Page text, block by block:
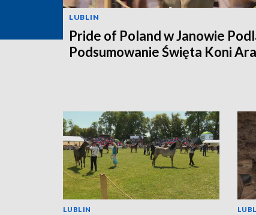
LUBLIN
Pride of Poland w Janowie
Podsumowanie Święta Koni
LUBLIN